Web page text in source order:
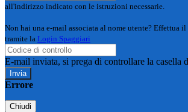
all'indirizzo indicato con le istruzioni necessarie.
Non hai una e-mail associata al nome utente? Effettua il
tramite la Login Spaggiari
E-mail inviata, si prega di controllare la casella
Errore
Chiudi